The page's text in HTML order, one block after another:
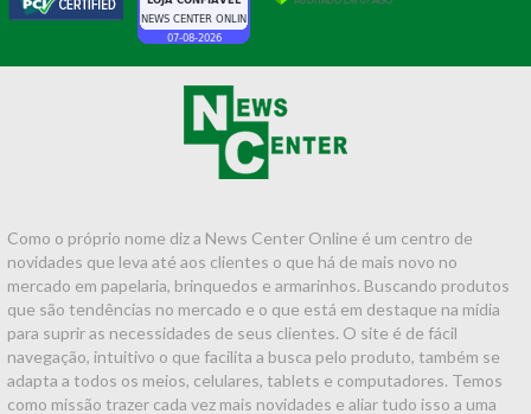
Como o próprio nome diz a News Center Online é um centro de
novidades que leva até aos clientes o que há de mais novo no
mercado em papelaria, brinquedos e armarinhos. Buscando produtos
que são tendências no mercado e o que está em destaque na mídia
para suprir as necessidades de seus clientes. O site é de fácil
navegação, intuitivo o que facilita a busca pelo produto, também se
adapta a todos os meios, celulares, tablets e computadores. Temos
como missão trazer cada vez mais novidades e aliar tudo isso a uma